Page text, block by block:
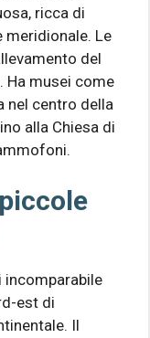
ricca di
meridionale. Le
del
Ha musei come
nel centro della
alla Chiesa di
incomparabile
est di
Il